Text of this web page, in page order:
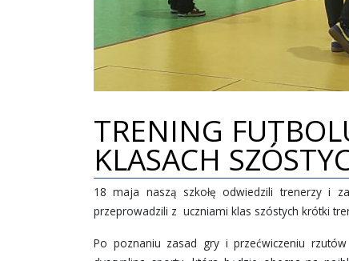
TRENING
KLASACH
18 maja naszą szkołę odwiedzili trenerzy i
przeprowadzili z uczniami klas szóstych krótki
Po poznaniu zasad gry i przećwiczeniu